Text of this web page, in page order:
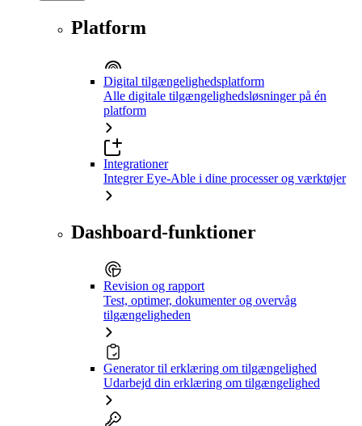
Platform
Digital tilgængelighedsplatform
Alle digitale tilgængelighedsløsninger på én
platform
Integrationer
Integrer Eye-Able i dine processer og værktøjer
Dashboard-funktioner
Revision og rapport
Test, optimer, dokumenter og overvåg
tilgængeligheden
Generator til erklæring om tilgængelighed
Udarbejd din erklæring om tilgængelighed